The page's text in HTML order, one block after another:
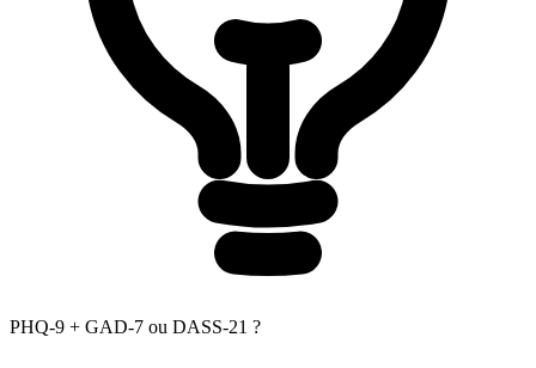
PHQ-9 + GAD-7 ou DASS-21 ?